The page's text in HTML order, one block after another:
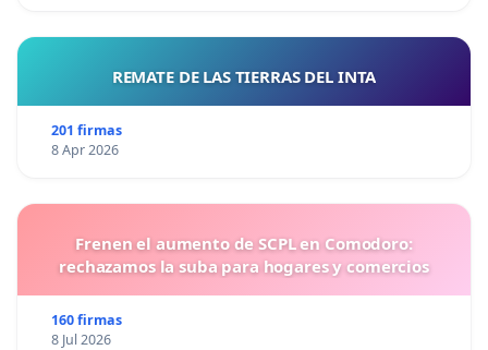
REMATE DE LAS TIERRAS DEL INTA
201 firmas
8 Apr 2026
Frenen el aumento de SCPL en Comodoro:
rechazamos la suba para hogares y comercios
160 firmas
8 Jul 2026